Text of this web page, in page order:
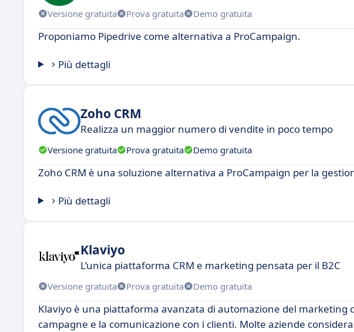
Versione gratuita Prova gratuita Demo gratuita
Proponiamo Pipedrive come alternativa a ProCampaign.
Più dettagli
Zoho CRM
Realizza un maggior numero di vendite in poco tempo
Versione gratuita Prova gratuita Demo gratuita
Zoho CRM è una soluzione alternativa a ProCampaign per la
Più dettagli
Klaviyo
L’unica piattaforma CRM e marketing pensata per il B2C
Versione gratuita Prova gratuita Demo gratuita
Klaviyo è una piattaforma avanzata di automazione del
campagne e la comunicazione con i clienti. Molte aziende